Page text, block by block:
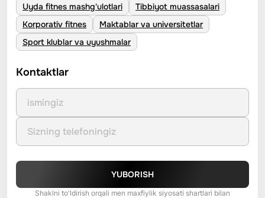
Uyda fitnes mashg'ulotlari
Tibbiyot muassasalari
Korporativ fitnes
Maktablar va universitetlar
Sport klublar va uyushmalar
Kontaktlar
YUBORISH
Shaklni to'ldirish orqali men maxfiylik siyosati shartlari bilan